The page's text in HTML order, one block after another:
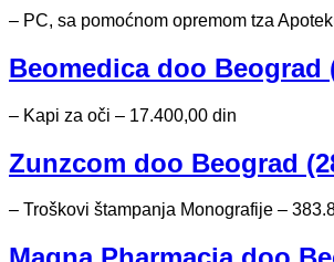
– PC, sa pomoćnom opremom tza
Beomedica doo Beograd
– Kapi za oči – 17.400,00 din
Zunzcom doo Beograd
– Troškovi štampanja Monografije –